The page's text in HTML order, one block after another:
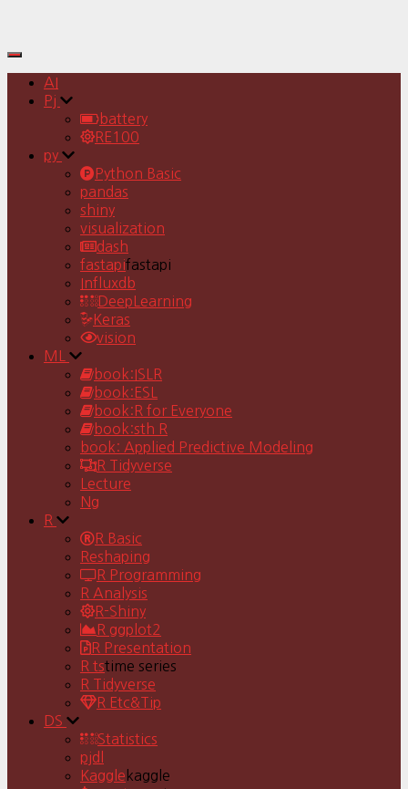
Toggle
Navigation
AI
Pj
battery
RE100
py
Python Basic
pandas
shiny
visualization
dash
fastapifastapi
Influxdb
DeepLearning
Keras
vision
ML
book:ISLR
book:ESL
book:R for Everyone
book:sth R
book: Applied Predictive Modeling
R Tidyverse
Lecture
Ng
R
R Basic
Reshaping
R Programming
R Analysis
R-Shiny
R ggplot2
R Presentation
R tstime series
R Tidyverse
R Etc&Tip
DS
Statistics
pjdl
Kaggle kaggle